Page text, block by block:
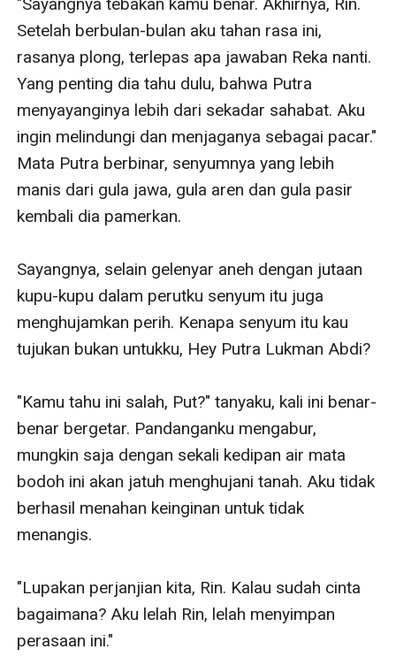
"Sayangnya tebakan kamu benar. Akhirnya, Rin.
Setelah berbulan-bulan aku tahan rasa ini,
rasanya plong, terlepas apa jawaban Reka nanti.
Yang penting dia tahu dulu, bahwa Putra
menyayanginya lebih dari sekadar sahabat. Aku
ingin melindungi dan menjaganya sebagai pacar."
Mata Putra berbinar, senyumnya yang lebih
manis dari gula jawa, gula aren dan gula pasir
kembali dia pamerkan.
Sayangnya, selain gelenyar aneh dengan jutaan
kupu-kupu dalam perutku senyum itu juga
menghujamkan perih. Kenapa senyum itu kau
tujukan bukan untukku, Hey Putra Lukman Abdi?
"Kamu tahu ini salah, Put?" tanyaku, kali ini benar-
benar bergetar. Pandanganku mengabur,
mungkin saja dengan sekali kedipan air mata
bodoh ini akan jatuh menghujani tanah. Aku tidak
berhasil menahan keinginan untuk tidak
menangis.
"Lupakan perjanjian kita, Rin. Kalau sudah cinta
bagaimana? Aku lelah Rin, lelah menyimpan
perasaan ini."